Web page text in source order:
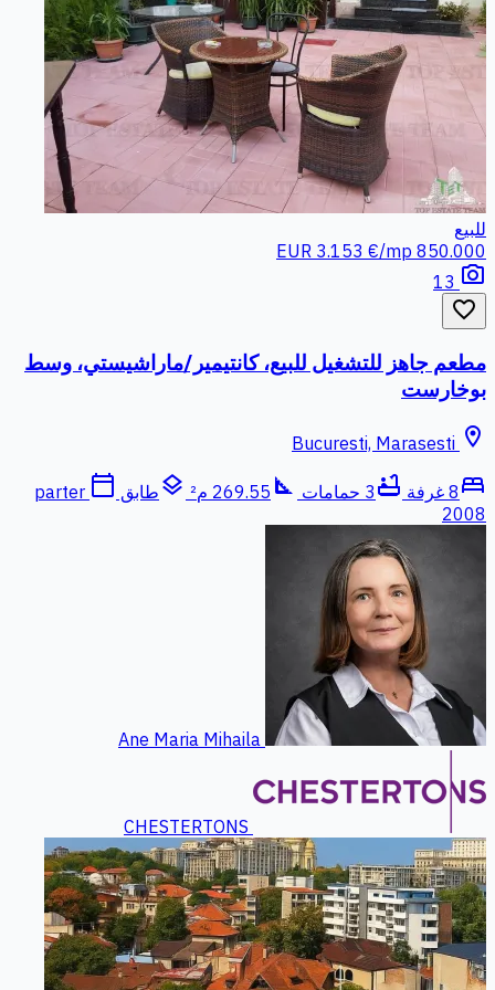
للبيع
850.000 EUR
3.153 €/mp
photo_camera
favorite_border
مطعم جاهز للتشغيل للبيع، كانتيمير/ماراشيستي، وسط
بوخارست
location_on
bed 8 غرفة bathtub 3 حمامات square_foot 269.55 م² layers طابق parter calendar_today
2008
Ane Maria Mihaila
CHESTERTONS